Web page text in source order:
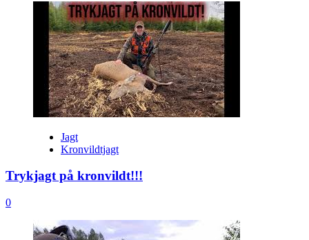
Jagt
Kronvildtjagt
Trykjagt på kronvildt!!!
0